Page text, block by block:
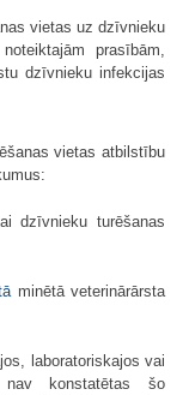
vietas uz dzīvnieku
prasībām,
dzīvnieku infekcijas
vietas atbilstību
dzīvnieku turēšanas
minētā veterinārārsta
laboratoriskajos vai
nav konstatētas šo